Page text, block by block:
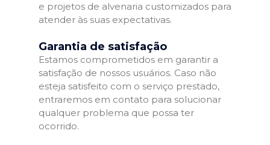
e projetos de alvenaria customizados para
atender às suas expectativas.
Garantia de satisfação
Estamos comprometidos em garantir a
satisfação de nossos usuários. Caso não
esteja satisfeito com o serviço prestado,
entraremos em contato para solucionar
qualquer problema que possa ter
ocorrido.